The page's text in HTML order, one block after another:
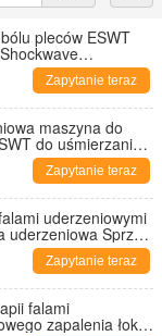
pleców ESWT
Zapytanie teraz
maszyna do
do uśmierzania
Zapytanie teraz
uderzeniowymi
uderzeniowa Sprzęt
Zapytanie teraz
falami
zapalenia łokci